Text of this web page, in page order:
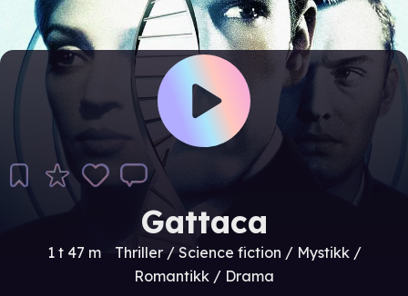
Gattaca
1 t 47 m
Thriller / Science fiction / Mystikk /
Romantikk / Drama